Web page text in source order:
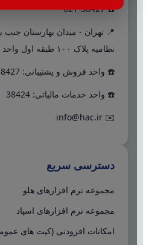
☎️ 021-38427
📍 تهران - میدان بهارستان جنب
نظامیه پلاک ۱۰۰ طبقه اول واحد ۲
☎️ واحد فروش و پشتیبانی: 38427
☎️ واحد خدمات مالیاتی: 38424
✉️
info@hac.ir
دسترسی سریع
مجموعه نرم افزارهای هلو
مجموعه نرم افزارهای اسپاد
امکانات افزودنی (کیت های